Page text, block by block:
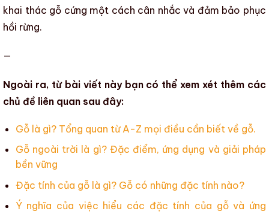
khai thác gỗ cứng một cách cân nhắc và đảm bảo phục
hồi rừng.
—
Ngoài ra, từ bài viết này bạn có thể xem xét thêm các
chủ đề liên quan sau đây:
Gỗ là gì? Tổng quan từ A-Z mọi điều cần biết về gỗ.
Gỗ ngoài trời là gì? Đặc điểm, ứng dụng và giải pháp
bền vững
Đặc tính của gỗ là gì? Gỗ có những đặc tính nào?
Ý nghĩa của việc hiểu các đặc tính của gỗ và ứng